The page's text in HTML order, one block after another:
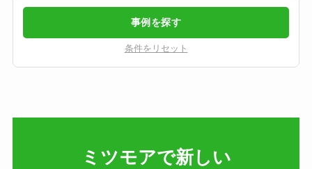
事例を探す
条件をリセット
ミツモアで新しい​